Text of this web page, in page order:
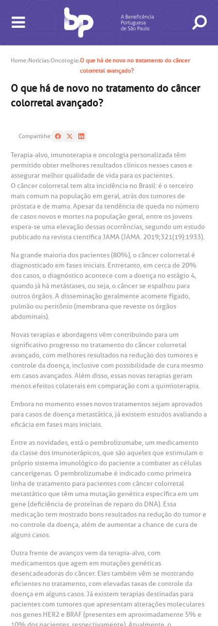
BUSCA
CONSULTAS E EXAMES
de consultas e exames
in antecipado
de exames
de Exames
ATENDIMENTO 24H
SAC
A BP conta com você para melhorar sempre a qualidade do
A Ouvidoria e SAC são canais para você, cliente da BP, tirar
suas dúvidas, registrar suas reclamações ou fazer elogios
relacionados ao nosso atendimento e aos nossos serviços.
Horário de atendimento: 2ª a 6ª feira das 7h às 18h
(11)3505-1000
ouvidoria@bp.org.br
Fale Conosco
CONHEÇA AS UNIDADES
Hospital BP
Saiba mais
Endereço:
Rua Maestro Cardim, 769
CEP: 01323-001 | Bela Vista
São Paulo - SP
BP Mirante
Saiba mais
Endereço:
R. Martiniano de Carvalho, 965
CEP: 01323-001 | Bela Vista
São Paulo - SP
INSTITUCIONAL
e Pesquisa
do médico
de conduta
Financeiras
social da BP
corporativa
social
a BP
de Benchmarking
NOSSOS SERVIÇOS
Telemedicina BP
Teleinterconsulta
Centro de Doenças Autoimunes
INFORMAÇÕES ÚTEIS
de atendimento
de Infarto SUS
de Visita
socorro
de cópia de prontuário médico
de orçamento particular
atendimento
Cirurgia
frequentes
ESPECIALIDADES
de Oncologia e Hematologia
de Excelência em Neurologia e
de Excelência em Ortopedia
especialidades
Home Notícias Oncologia O que há de novo no tratamento do câncer
colorretal avançado?
O que há de novo no tratamento do câncer
colorretal avançado?
Compartilhe:
Terapia-alvo, imunoterapia e oncologia personalizada têm
permitido obter melhores resultados clínicos nesses casos e
assegurar melhor qualidade de vida para os pacientes.
O câncer colorretal tem alta incidência no Brasil: é o terceiro
mais comum na população em geral, atrás dos tumores de
próstata e de mama. Apesar da tendência de queda no número
de casos novos e mortes na população geral, entre os jovens
espera-se uma elevação dessas ocorrências, segundo um estudo
publicado na revista científica JAMA (JAMA. 2019;321(19):1933).
Na grande maioria dos pacientes (80%), o câncer colorretal é
diagnosticado em fases iniciais. Entretanto, em cerca de 20%
dos casos, o diagnóstico acontece com a doença no estágio 4,
quando já há metástases, ou seja, o câncer se espalhou para
outros órgãos. A disseminação geralmente acomete fígado,
pulmão ou peritônio (membrana que reveste os órgãos
abdominais).
Novas terapias e abordagens vêm contribuindo para um
significativo progresso no tratamento do câncer colorretal
avançado, com melhores resultados na redução dos tumores e
controle da doença, inclusive com possibilidade de cura mesmo
em casos avançados. Além disso, essas novas terapias geram
menos efeitos colaterais em comparação com a quimioterapia.
Embora no momento esses novos tratamentos sejam aprovados
para casos de doença metastática, já existem estudos avaliando a
eficácia em fases mais iniciais.
Entre as novidades, está o pembrolizumabe, um medicamento
da classe dos imunoterápicos, que são aqueles que estimulam o
próprio sistema imunológico do paciente a combater as células
cancerígenas. O pembrolizumabe é indicado como primeira
linha de tratamento para pacientes com câncer colorretal
metastático que têm uma mutação genética específica em um
gene (deficiência de proteínas de reparo do DNA). Essa
medicação tem mostrado bons resultados na redução do tumor e
no controle da doença, além de aumentar a chance de cura de
alguns casos.
Outra frente de avanços vem da terapia-alvo, com
medicamentos que agem em mutações genéticas
desencadeadoras do câncer. Eles também vêm se mostrando
eficientes no tratamento, com elevadas taxas de controle da
doença em alguns casos. Já existem terapias destinadas para
pacientes com tumores que apresentam alterações moleculares
nos genes HER2 e BRAF (presentes em aproximadamente 5% e